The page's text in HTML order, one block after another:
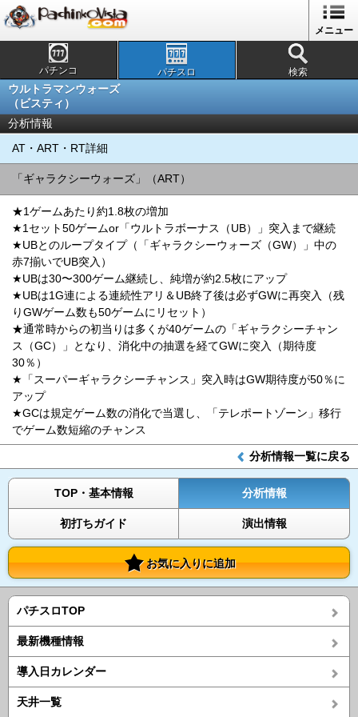
メニュー
パチンコ パチスロ 検索
ウルトラマンウォーズ
（ビスティ）
分析情報
AT・ART・RT詳細
「ギャラクシーウォーズ」（ART）
★1ゲームあたり約1.8枚の増加
★1セット50ゲームor「ウルトラボーナス（UB）」突入まで継続
★UBとのループタイプ（「ギャラクシーウォーズ（GW）」中の
赤7揃いでUB突入）
★UBは30〜300ゲーム継続し、純増が約2.5枚にアップ
★UBは1G連による連続性アリ＆UB終了後は必ずGWに再突入（残
りGWゲーム数も50ゲームにリセット）
★通常時からの初当りは多くが40ゲームの「ギャラクシーチャン
ス（GC）」となり、消化中の抽選を経てGWに突入（期待度
30％）
★「スーパーギャラクシーチャンス」突入時はGW期待度が50％に
アップ
★GCは規定ゲーム数の消化で当選し、「テレポートゾーン」移行
でゲーム数短縮のチャンス
分析情報一覧に戻る
TOP・基本情報 分析情報
初打ちガイド 演出情報
お気に入りに追加
パチスロTOP
最新機種情報
導入日カレンダー
天井一覧